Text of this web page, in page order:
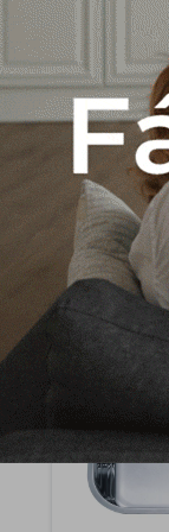
Pileta
USD 89,3